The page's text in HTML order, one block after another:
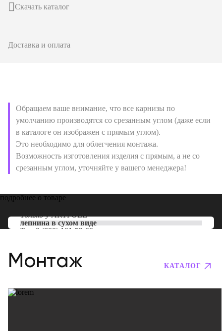
Скачать каталог
Доставка и оплата
Обращаем ваше внимание, что все карнизы по
умолчанию производятся со срезанным углом (даже если
в каталоге он изображен с прямым углом).
Это необходимо для облегчения монтажа.
Возможность изготовления изделия с прямым, а не со
срезанным углом, уточняйте у вашего менеджера!
подробнее о товаре
Только уARTPOLE
лепнина в сухом виде
Тел: 8 (800) 101-53-00
Монтаж КАТАЛОГ